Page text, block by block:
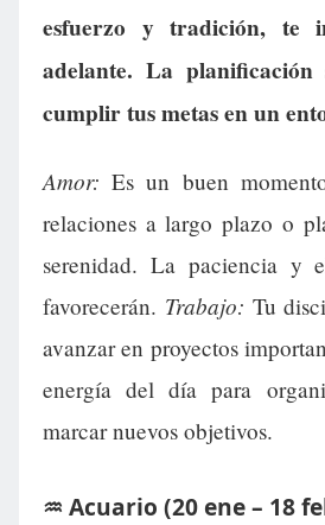
esfuerzo y tradición, te
adelante. La
cumplir tus metas en un
Amor: Es un buen
relaciones a largo plazo o
serenidad. La paciencia y
favorecerán. Trabajo: Tu
avanzar en proyectos
energía del día para
marcar nuevos objetivos.
♒ Acuario (20 ene – 18